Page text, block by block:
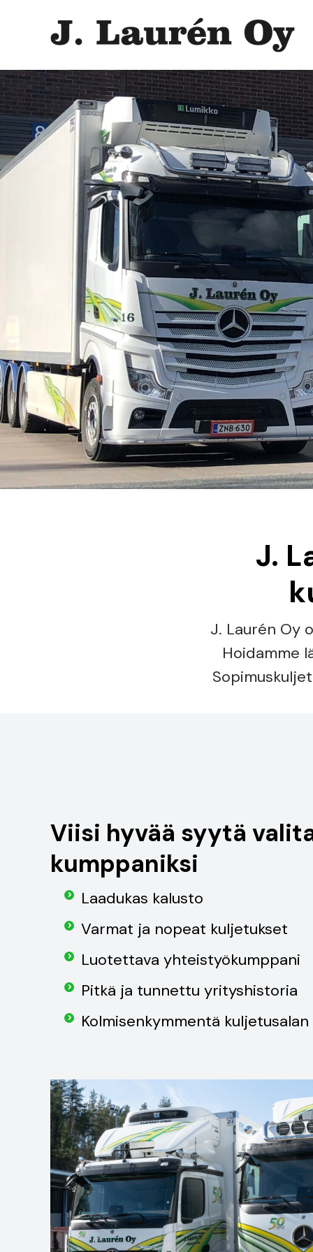
J.
J. Laurén Oy
Hoidamme
Viisi hyvää syytä
kumppaniksi
Laadukas kalusto
Varmat ja nopeat kuljetukset
Luotettava yhteistyökumppani
Pitkä ja tunnettu yrityshistoria
Kolmisenkymmentä